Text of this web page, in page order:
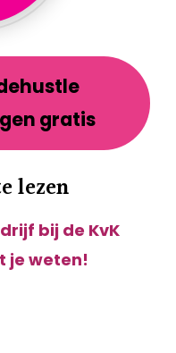
gratis
lezen
bij de KvK
je weten!